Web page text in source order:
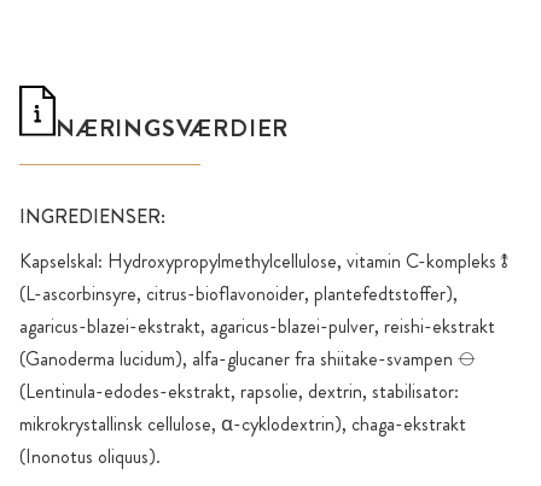
NÆRINGSVÆRDIER
INGREDIENSER:
Kapselskal: Hydroxypropylmethylcellulose, vitamin C-kompleks⥉
(L-ascorbinsyre, citrus-bioflavonoider, plantefedtstoffer),
agaricus-blazei-ekstrakt, agaricus-blazei-pulver, reishi-ekstrakt
(Ganoderma lucidum), alfa-glucaner fra shiitake-svampen ⦵
(Lentinula-edodes-ekstrakt, rapsolie, dextrin, stabilisator:
mikrokrystallinsk cellulose, α-cyklodextrin), chaga-ekstrakt
(Inonotus oliquus).